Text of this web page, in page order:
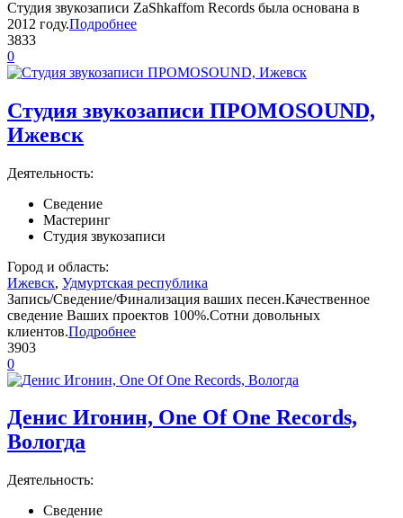
Студия звукозаписи ZaShkaffom Records была основана в
2012 году.Подробнее
3833
0
Студия звукозаписи ПРОМОSOUND,
Ижевск
Деятельность:
Сведение
Мастеринг
Студия звукозаписи
Город и область:
Ижевск, Удмуртская республика
Запись/Сведение/Финализация ваших песен.Качественное
сведение Ваших проектов 100%.Сотни довольных
клиентов.Подробнее
3903
0
Денис Игонин, One Of One Records,
Вологда
Деятельность:
Сведение